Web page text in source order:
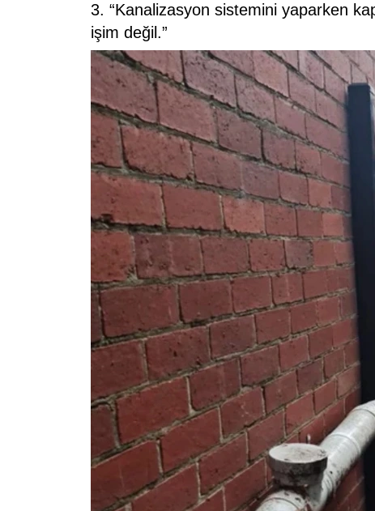
3. “Kanalizasyon sistemini yaparken
işim değil.”